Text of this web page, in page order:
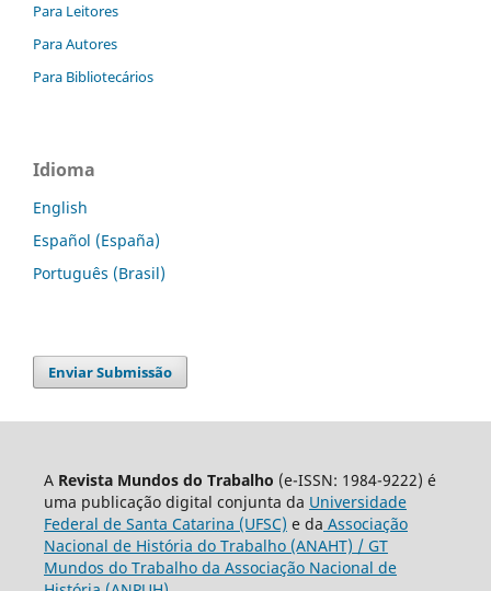
Para Leitores
Para Autores
Para Bibliotecários
Idioma
English
Español (España)
Português (Brasil)
Enviar Submissão
A Revista Mundos do Trabalho (e-ISSN: 1984-9222) é
uma publicação digital conjunta da Universidade
Federal de Santa Catarina (UFSC) e da Associação
Nacional de História do Trabalho (ANAHT) / GT
Mundos do Trabalho da Associação Nacional de